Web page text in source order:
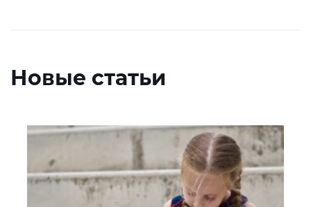
Новые статьи